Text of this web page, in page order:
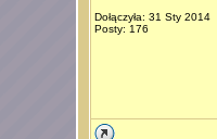
Dołączyła: 31 Sty 2014
Posty: 176